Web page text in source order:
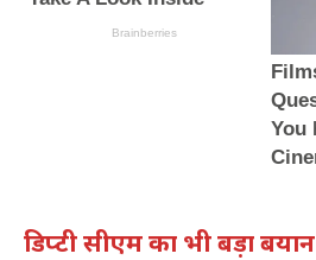
डिप्टी सीएम का भी बड़ा बयान